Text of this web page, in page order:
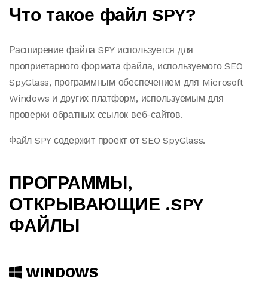
Что такое файл SPY?
Расширение файла SPY используется для
проприетарного формата файла, используемого SEO
SpyGlass, программным обеспечением для Microsoft
Windows и других платформ, используемым для
проверки обратных ссылок веб-сайтов.
Файл SPY содержит проект от SEO SpyGlass.
ПРОГРАММЫ,
ОТКРЫВАЮЩИЕ .SPY
ФАЙЛЫ
WINDOWS